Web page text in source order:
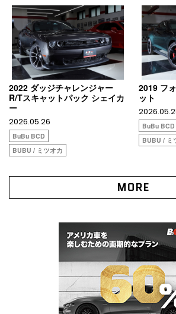
2022 ダッジチャレンジャー
R/Tスキャットパック シェイカ
ー
2026.05.26
BuBu BCD
BUBU / ミツオカ
2019 フ
ット
BuBu BCD
BUBU / ミ
MORE